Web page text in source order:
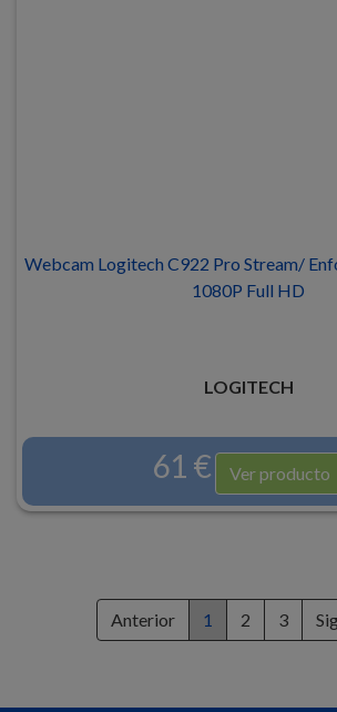
Webcam Logitech C922 Pro Stream/
1080P Full HD
LOGITECH
61 € Ver producto
Anterior 1 2 3